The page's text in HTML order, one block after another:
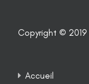
Copyright © 2019
Accueil